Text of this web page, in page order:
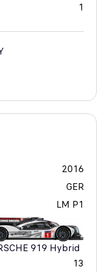
1
2016
GER
LM P1
919 Hybrid
13